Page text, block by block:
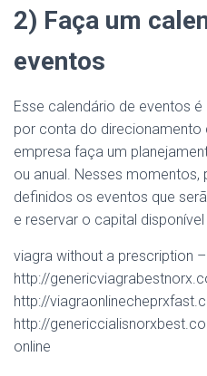
2) Faça um
eventos
Esse calendário de eventos
por conta do direcionamento
empresa faça um
ou anual. Nesses
definidos os eventos que
e reservar o capital
viagra without a prescription –
http://
http://
http://
online